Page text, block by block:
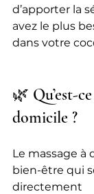
d’apporter la
avez le plus
dans votre
🌿 Qu’est-
domicile ?
Le massage à
bien-être qui
directement